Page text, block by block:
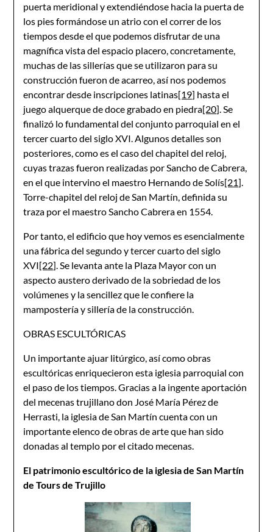
puerta meridional y extendiéndose hacia la puerta de
los pies formándose un atrio con el correr de los
tiempos desde el que podemos disfrutar de una
magnífica vista del espacio placero, concretamente,
muchas de las sillerías que se utilizaron para su
construcción fueron de acarreo, así nos podemos
encontrar desde inscripciones latinas[19] hasta el
juego alquerque de doce grabado en piedra[20]. Se
finalizó lo fundamental del conjunto parroquial en el
tercer cuarto del siglo XVI. Algunos detalles son
posteriores, como es el caso del chapitel del reloj,
cuyas trazas fueron realizadas por Sancho de Cabrera,
en el que intervino el maestro Hernando de Solís[21].
Torre-chapitel del reloj de San Martín, definida su
traza por el maestro Sancho Cabrera en 1554.
Por tanto, el edificio que hoy vemos es esencialmente
una fábrica del segundo y tercer cuarto del siglo
XVI[22]. Se levanta ante la Plaza Mayor con un
aspecto austero derivado de la sobriedad de los
volúmenes y la sencillez que le confiere la
mampostería y sillería de la construcción.
OBRAS ESCULTÓRICAS
Un importante ajuar litúrgico, así como obras
escultóricas enriquecieron esta iglesia parroquial con
el paso de los tiempos. Gracias a la ingente aportación
del mecenas trujillano don José María Pérez de
Herrasti, la iglesia de San Martín cuenta con un
importante elenco de obras de arte que han sido
donadas al templo por el citado mecenas.
El patrimonio escultórico de la iglesia de San Martín
de Tours de Trujillo